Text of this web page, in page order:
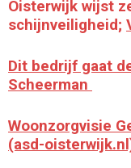
Oisterwijk wijst
schijnveiligheid;
Dit bedrijf gaat
Scheerman
Woonzorgvisie
(asd-